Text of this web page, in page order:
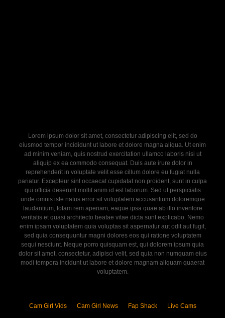
Lorem ipsum dolor sit amet, consectetur adipiscing elit, sed do
eiusmod tempor incididunt ut labore et dolore magna aliqua. Ut enim
ad minim veniam, quis nostrud exercitation ullamco laboris nisi ut
aliquip ex ea commodo consequat. Duis aute irure dolor in
reprehenderit in voluptate velit esse cillum dolore eu fugiat nulla
pariatur. Excepteur sint occaecat cupidatat non proident, sunt in culpa
qui officia deserunt mollit anim id est laborum. Sed ut perspiciatis
unde omnis iste natus error sit voluptatem accusantium doloremque
laudantium, totam rem aperiam, eaque ipsa quae ab illo inventore
veritatis et quasi architecto beatae vitae dicta sunt explicabo. Nemo
enim ipsam voluptatem quia voluptas sit aspernatur aut odit aut fugit,
sed quia consequuntur magni dolores eos qui ratione voluptatem
sequi nesciunt. Neque porro quisquam est, qui dolorem ipsum quia
dolor sit amet, consectetur, adipisci velit, sed quia non numquam eius
modi tempora incidunt ut labore et dolore magnam aliquam quaerat
voluptatem.
Cam Girl Vids Cam Girl News Fap Shack Live Cams